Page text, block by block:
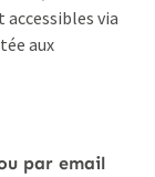
via
aux
par email